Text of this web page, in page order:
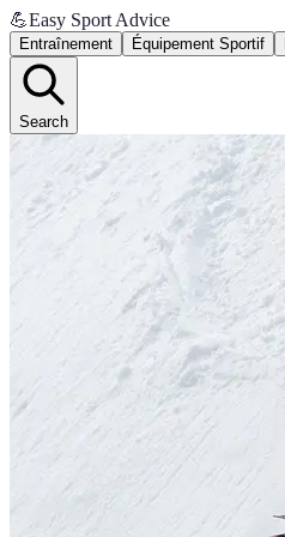
💪Easy Sport Advice
Entraînement Équipement Sportif
Search